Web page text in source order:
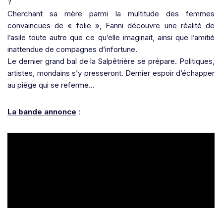
Cherchant sa mère parmi la multitude des femmes
convaincues de « folie », Fanni découvre une réalité de
l’asile toute autre que ce qu’elle imaginait, ainsi que l’amitié
inattendue de compagnes d’infortune.
Le dernier grand bal de la Salpêtrière se prépare. Politiques,
artistes, mondains s’y presseront. Dernier espoir d’échapper
au piège qui se referme…
La bande annonce :